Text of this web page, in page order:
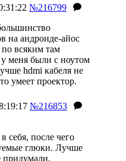
№216799
на андроиде-айос
по всяким там
меня были с ноутом
hdmi кабеля не
умеет проектор.
№216853
себя, после чего
глюки. Лучше
придумали.